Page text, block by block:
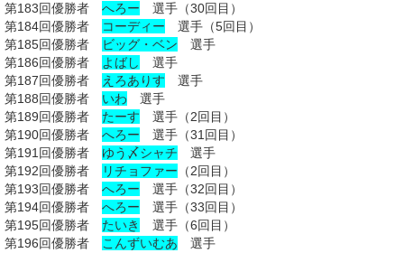
第183回優勝者 へろー 選手（30回目）
第184回優勝者
コーディー 選手（5回目）
第185回優勝者
ビッグ・ベン 選手
第186回優勝者
よばし
選手
第187回優勝者
えろありす 選手
第188回優勝者 いわ 選手
第189回優勝者 たーす 選手（2回目）
第190回優勝者 へろー 選手（31回目）
第191回優勝者 ゆう〆シャチ 選手
第192回優勝者
リチョファー （2回目）
第193回優勝者 へろー 選手（32回目）
第194回優勝者 へろー 選手（33回目）
第195回優勝者 たいき
選手（6回目）
第196回優勝者
こんずいむあ 選手